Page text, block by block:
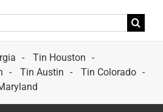
Tin Houston
Tin Austin
Tin Colorado